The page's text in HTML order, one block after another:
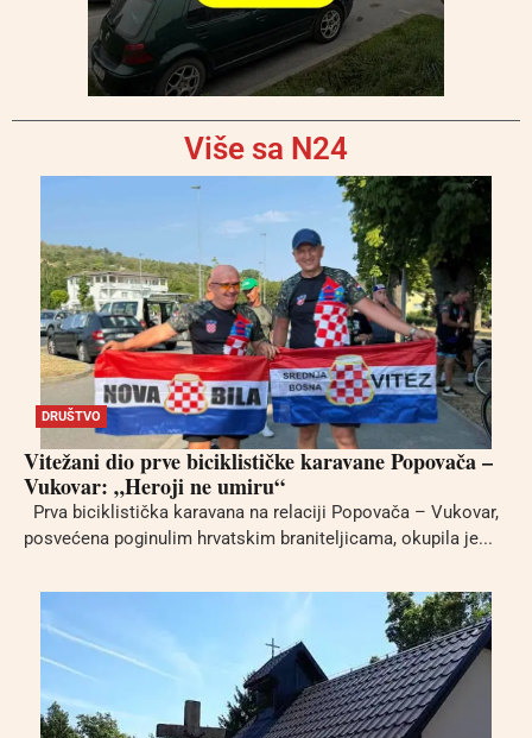
Više sa N24
DRUŠTVO
Vitežani dio prve biciklističke karavane Popovača –
Vukovar: „Heroji ne umiru“
Prva biciklistička karavana na relaciji Popovača – Vukovar,
posvećena poginulim hrvatskim braniteljicama, okupila je...